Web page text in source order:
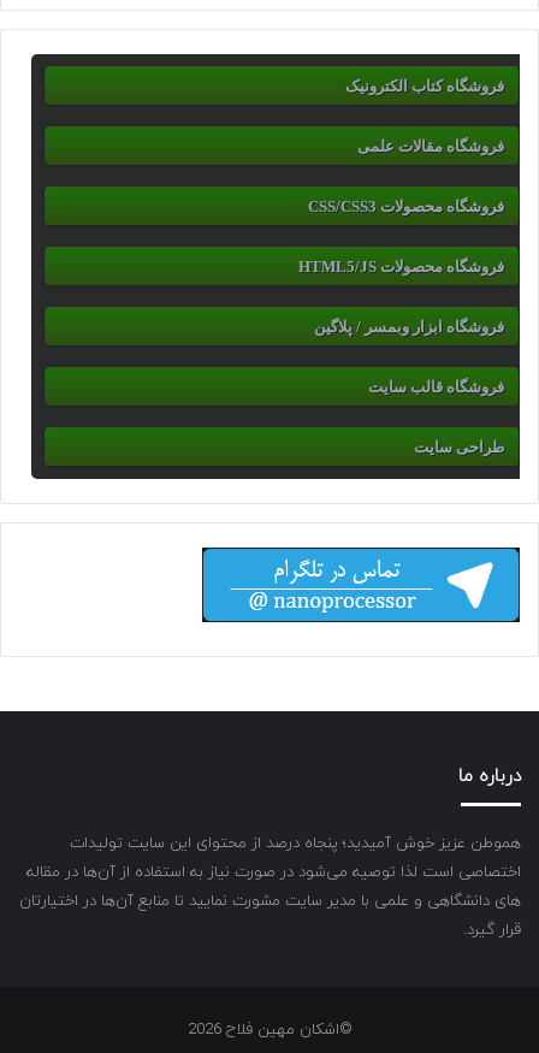
فروشگاه کتاب الکترونیک
فروشگاه مقالات علمی
فروشگاه محصولات CSS/CSS3
فروشگاه محصولات HTML5/JS
فروشگاه ابزار وبمسر / پلاگین
فروشگاه قالب سایت
طراحی سایت
درباره ما
هموطن عزیز خوش آمیدید؛ پنجاه درصد از محتوای این سایت تولیدات
اختصاصی است لذا توصیه می‌شود در صورت نیاز به استفاده از آن‌ها در مقاله
های دانشگاهی و علمی با مدیر سایت مشورت نمایید تا منابع آن‌ها در اختیارتان
قرار گیرد.
©اشکان مهین فلاح 2026